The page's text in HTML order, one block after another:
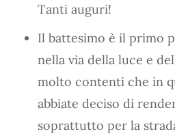
Tanti auguri!
Il battesimo è il primo
nella via della luce e
molto contenti che in
abbiate deciso di
soprattutto per la